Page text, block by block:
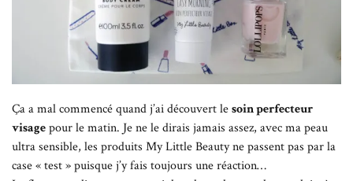
Ça a mal commencé quand j’ai découvert lesoin perfecteur
visagepour le matin. Je ne le dirais jamais assez, avec ma peau
ultra sensible, les produits My Little Beauty ne passent pas par la
case « test » puisque j’y fais toujours une réaction…